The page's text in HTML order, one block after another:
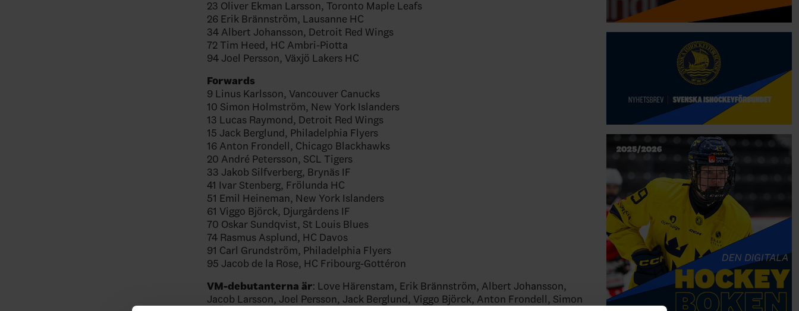
23 Oliver Ekman Larsson, Toronto Maple Leafs
26 Erik Brännström, Lausanne HC
34 Albert Johansson, Detroit Red Wings
72 Tim Heed, HC Ambri-Piotta
94 Joel Persson, Växjö Lakers HC
Forwards
9 Linus Karlsson, Vancouver Canucks
10 Simon Holmström, New York Islanders
13 Lucas Raymond, Detroit Red Wings
15 Jack Berglund, Philadelphia Flyers
16 Anton Frondell, Chicago Blackhawks
20 André Petersson, SCL Tigers
33 Jakob Silfverberg, Brynäs IF
41 Ivar Stenberg, Frölunda HC
51 Emil Heineman, New York Islanders
61 Viggo Björck, Djurgårdens IF
70 Oskar Sundqvist, St Louis Blues
74 Rasmus Asplund, HC Davos
91 Carl Grundström, Philadelphia Flyers
95 Jacob de la Rose, HC Fribourg-Gottéron
VM-debutanterna är: Love Härenstam, Erik Brännström, Albert Johansson,
Jacob Larsson, Joel Persson, Jack Berglund, Viggo Björck, Anton Frondell, Simon